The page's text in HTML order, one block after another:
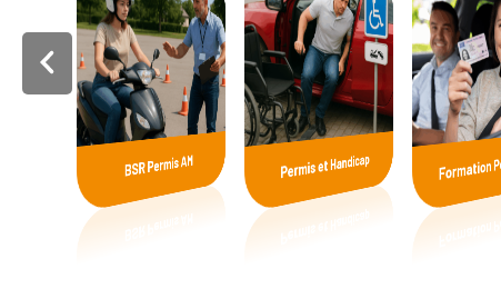
BSR Permis AM Permis et Handicap Formation